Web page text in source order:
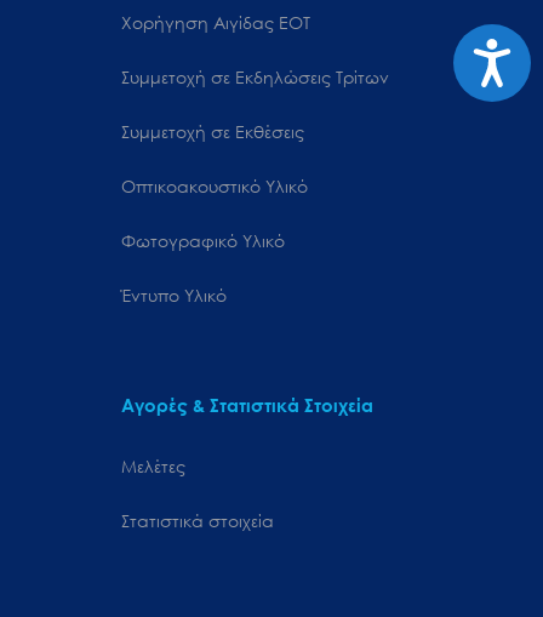
Χορήγηση Αιγίδας ΕΟΤ
Συμμετοχή σε Εκδηλώσεις Τρίτων
Συμμετοχή σε Εκθέσεις
Οπτικοακουστικό Υλικό
Φωτογραφικό Υλικό
Έντυπο Υλικό
Αγορές & Στατιστικά Στοιχεία
Μελέτες
Στατιστικά στοιχεία